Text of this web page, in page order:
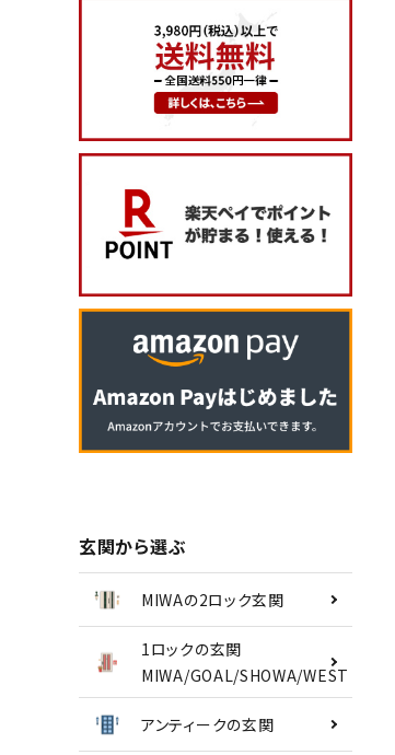
レバーハンドル錠の交換
レバーハンドルのみ交換
認知症対策
INFORMATION
ACCOUNT MENU
ようこそ ゲスト 様
ログイン person 会員登録
玄関から選ぶ
MIWAの2ロック玄関
1ロックの玄関
MIWA/GOAL/SHOWA/WEST
アンティークの玄関